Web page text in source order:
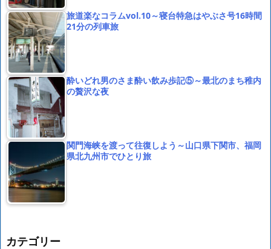
旅道楽なコラムvol.10～寝台特急はやぶさ号16時間
21分の列車旅
酔いどれ男のさま酔い飲み歩記⑤～最北のまち稚内
の贅沢な夜
関門海峡を渡って往復しよう～山口県下関市、福岡
県北九州市でひとり旅
カテゴリー